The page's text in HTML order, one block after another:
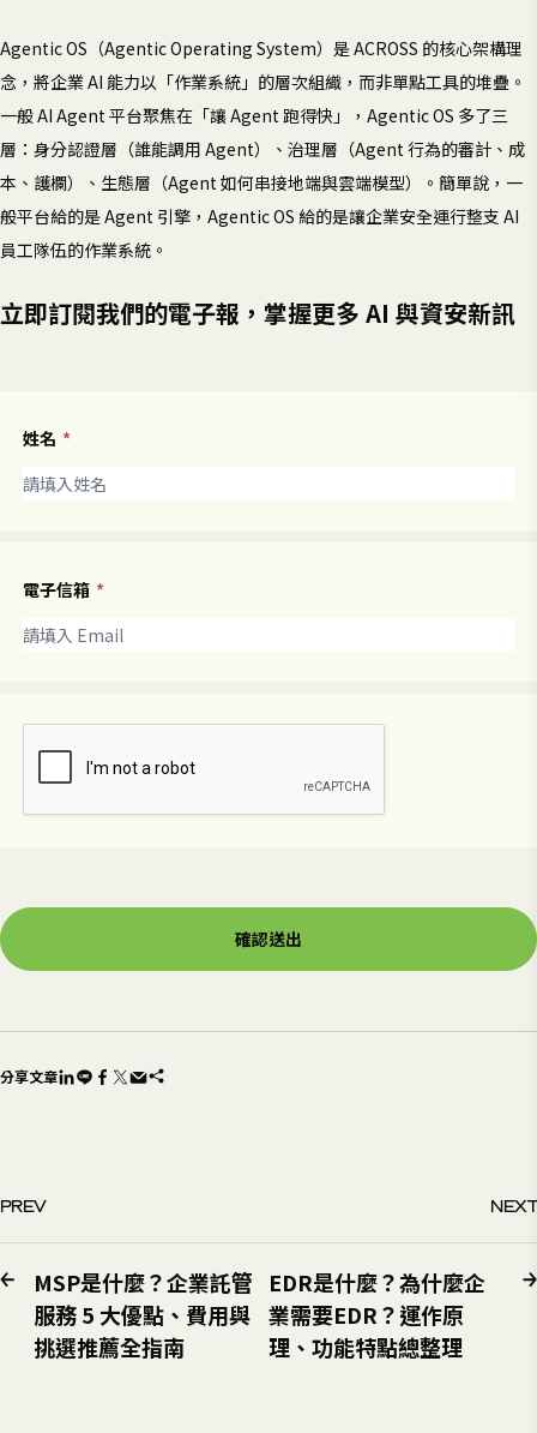
Agentic OS（Agentic Operating System）是 ACROSS 的核心架構理
念，將企業 AI 能力以「作業系統」的層次組織，而非單點工具的堆疊。
一般 AI Agent 平台聚焦在「讓 Agent 跑得快」，Agentic OS 多了三
層：身分認證層（誰能調用 Agent）、治理層（Agent 行為的審計、成
本、護欄）、生態層（Agent 如何串接地端與雲端模型）。簡單說，一
般平台給的是 Agent 引擎，Agentic OS 給的是讓企業安全運行整支 AI
員工隊伍的作業系統。
立即訂閱我們的電子報，掌握更多 AI 與資安新訊
姓名 *
電子信箱 *
確認送出
分享文章
PREV
MSP是什麼？企業託管
服務 5 大優點、費用與
挑選推薦全指南
NEXT
EDR是什麼？為什麼企
業需要EDR？運作原
理、功能特點總整理